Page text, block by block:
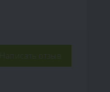
Написать отзыв